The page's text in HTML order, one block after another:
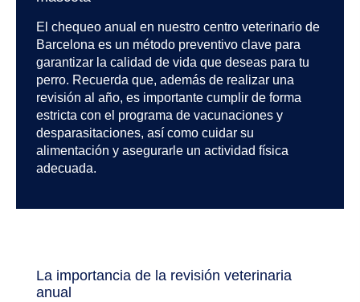
El chequeo anual en nuestro centro veterinario de
Barcelona es un método preventivo clave para
garantizar la calidad de vida que deseas para tu
perro. Recuerda que, además de realizar una
revisión al año, es importante cumplir de forma
estricta con el programa de vacunaciones y
desparasitaciones, así como cuidar su
alimentación y asegurarle un actividad física
adecuada.
La importancia de la revisión veterinaria
anual